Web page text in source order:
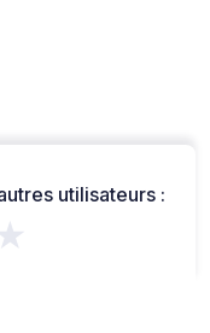
utilisateurs :